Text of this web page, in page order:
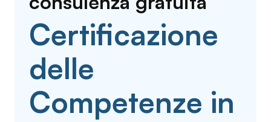
Certificazione
delle
Competenze in